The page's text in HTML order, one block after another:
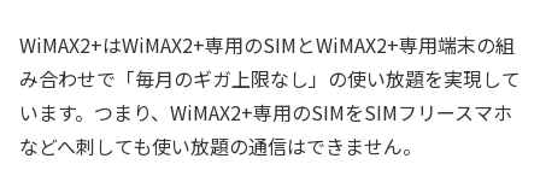
WiMAX2+はWiMAX2+専用のSIMとWiMAX2+専用端末の組
み合わせで「毎月のギガ上限なし」の使い放題を実現して
います。つまり、WiMAX2+専用のSIMをSIMフリースマホ
などへ刺しても使い放題の通信はできません。